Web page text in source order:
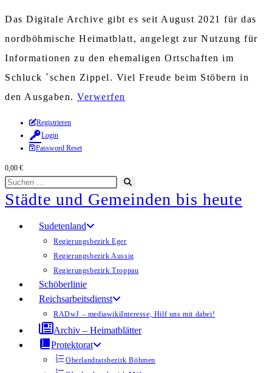
Das Digitale Archive gibt es seit August 2021 für das
nordböhmische Heimatblatt, angelegt zur Nutzung für
Informationen zu den ehemaligen Ortschaften im
Schluck `schen Zippel. Viel Freude beim Stöbern in
den Ausgaben. Verwerfen
Zum
Inhalt
springen
Registrieren
Login
Password Reset
0,00 €
Diese
Website
durchsuchen
starten
Städte und Gemeinden bis heute
Sudetenland
Regierungsbezirk Eger
Regierungsbezirk Aussig
Regierungsbezirk Troppau
Schöberlinie
Reichsarbeitsdienst
RADwJ – mediawikiInteresse, Hilf uns mit dabei!
Archiv – Heimatblätter
Protektorat
Oberlandratsbezirk Böhmen